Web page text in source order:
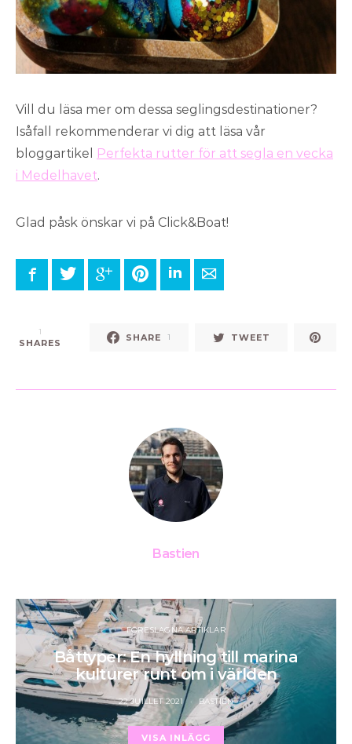
Vill du läsa mer om dessa seglingsdestinationer?
Isåfall rekommenderar vi dig att läsa vår
bloggartikel
Perfekta rutter för att segla en vecka
i Medelhavet.
Glad påsk önskar vi på Click&Boat!
FacebookTwitter Google+ PinterestLinkedInE-mail
1
SHARES SHARE 1 TWEET
Bastien
FÖRESLAGNA ARTIKLAR
Båttyper: En hyllning till marina
kulturer runt om i världen
22 JUILLET 2021 BASTIEN
VISA INLÄGG